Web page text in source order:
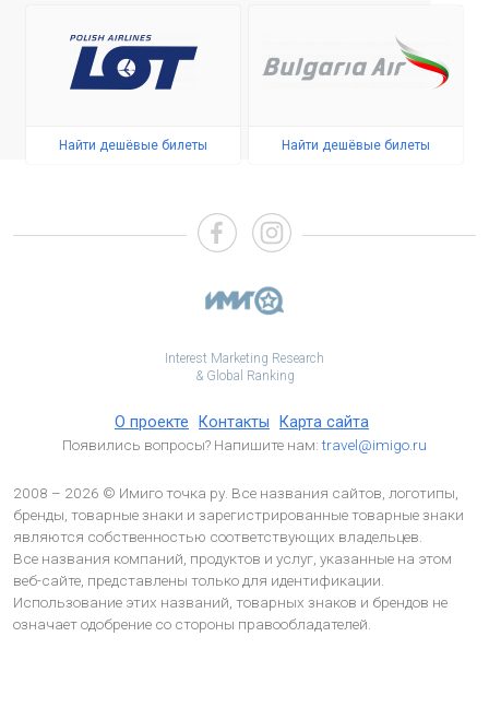
Найти дешёвые билеты Найти дешёвые билеты
Interest Marketing Research
& Global Ranking
О проекте Контакты Карта сайта
Появились вопросы? Напишите нам:travel@imigo.ru
2008 – 2026 © Имиго точка ру. Все названия сайтов, логотипы,
бренды, товарные знаки и зарегистрированные товарные знаки
являются собственностью соответствующих владельцев.
Все названия компаний, продуктов и услуг, указанные на этом
веб-сайте, представлены только для идентификации.
Использование этих названий, товарных знаков и брендов не
означает одобрение со стороны правообладателей.